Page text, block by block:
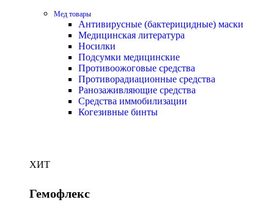
Мед товары
Антивирусные (бактерицидные) маски
Медицинская литература
Носилки
Подсумки медицинские
Противоожоговые средства
Противорадиационные средства
Ранозаживляющие средства
Средства иммобилизации
Когезивные бинты
ХИТ
Гемофлекс